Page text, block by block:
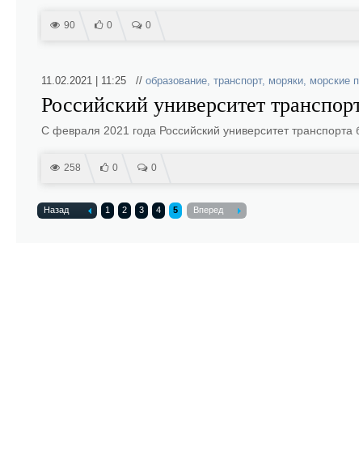
90 0 0
11.02.2021 | 11:25 // образование, транспорт, моряки, морские
Российский университет
С февраля 2021 года Российский университет транспорта
258 0 0
Назад 1 2 3 4 5 Вперед